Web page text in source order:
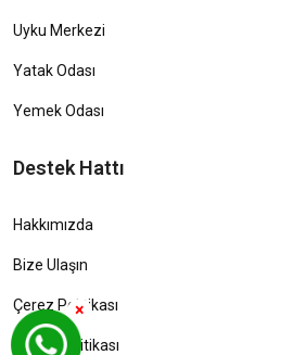
Uyku Merkezi
Yatak Odası
Yemek Odası
Destek Hattı
Hakkımızda
Bize Ulaşın
Çerez Politikası
Gizlilik Politikası
×